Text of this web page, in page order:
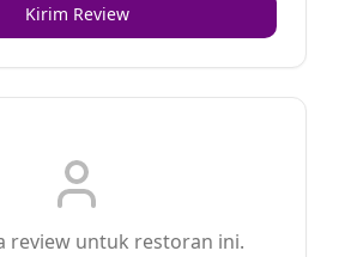
Kirim Review
review untuk restoran ini.